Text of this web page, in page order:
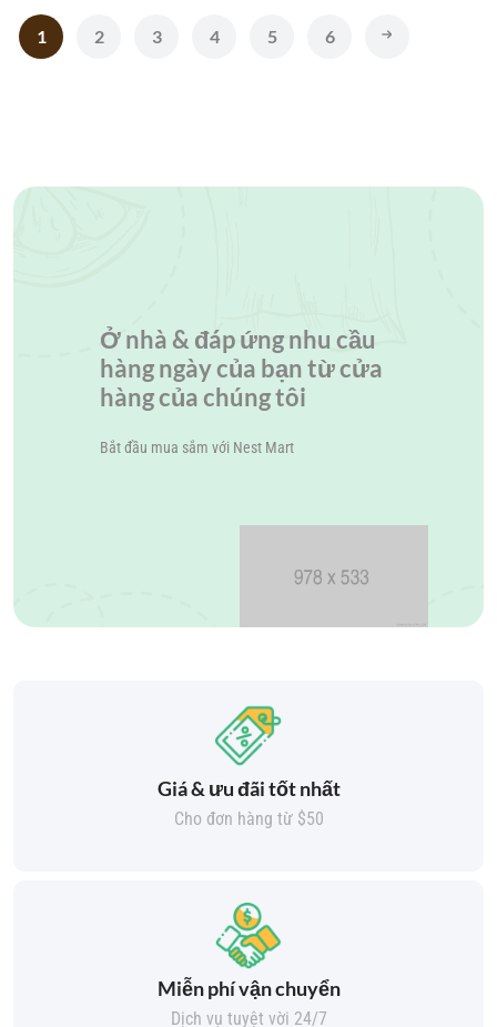
1 2 3 4 5 6
Ở nhà & đáp ứng nhu cầu
hàng ngày của bạn từ cửa
hàng của chúng tôi
Bắt đầu mua sắm với Nest Mart
Giá & ưu đãi tốt nhất
Cho đơn hàng từ $50
Miễn phí vận chuyển
Dịch vụ tuyệt vời 24/7